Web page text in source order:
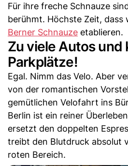
Für ihre freche Schnauze
berühmt. Höchste Zeit,
Berner Schnauze etablieren.
Zu viele Autos und
Parkplätze!
Egal. Nimm das Velo. Aber
von der romantischen
gemütlichen Velofahrt ins
Berlin ist ein reiner
ersetzt den doppelten
treibt den Blutdruck absolut
roten Bereich.